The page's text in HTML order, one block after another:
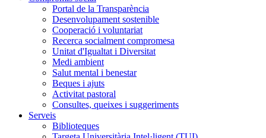
Portal de la Transparència
Desenvolupament sostenible
Cooperació i voluntariat
Recerca socialment compromesa
Unitat d'Igualtat i Diversitat
Medi ambient
Salut mental i benestar
Beques i ajuts
Activitat pastoral
Consultes, queixes i suggeriments
Serveis
Biblioteques